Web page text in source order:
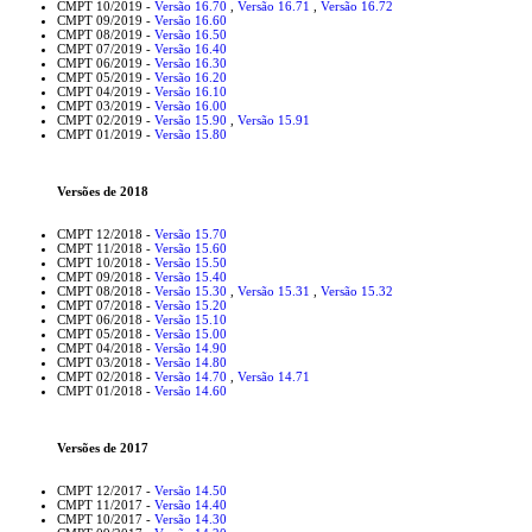
CMPT 10/2019 - Versão 16.70 Versão 16.71
Versão 16.72
CMPT 09/2019 - Versão 16.60
CMPT 08/2019 - Versão 16.50
CMPT 07/2019 - Versão 16.40
CMPT 06/2019 - Versão 16.30
CMPT 05/2019 - Versão 16.20
CMPT 04/2019 - Versão 16.10
CMPT 03/2019 - Versão 16.00
CMPT 02/2019 - Versão 15.90
Versão 15.91
CMPT 01/2019 - Versão 15.80
Versões de 2018
CMPT 12/2018 - Versão 15.70
CMPT 11/2018 - Versão 15.60
CMPT 10/2018 - Versão 15.50
CMPT 09/2018 - Versão 15.40
CMPT 08/2018 - Versão 15.30 Versão 15.31
Versão 15.32
CMPT 07/2018 - Versão 15.20
CMPT 06/2018 - Versão 15.10
CMPT 05/2018 - Versão 15.00
CMPT 04/2018 - Versão 14.90
CMPT 03/2018 - Versão 14.80
CMPT 02/2018 - Versão 14.70
Versão 14.71
CMPT 01/2018 - Versão 14.60
Versões de 2017
CMPT 12/2017 - Versão 14.50
CMPT 11/2017 - Versão 14.40
CMPT 10/2017 - Versão 14.30